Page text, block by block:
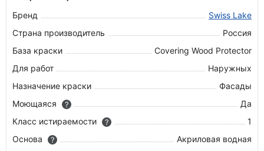
Бренд
Swiss Lake
Страна производитель
Россия
База краски
Covering Wood Protector
Для работ
Наружных
Назначение краски
Фасады
Моющаяся
?
Да
Класс истираемости
?
1
Основа
?
Акриловая водная